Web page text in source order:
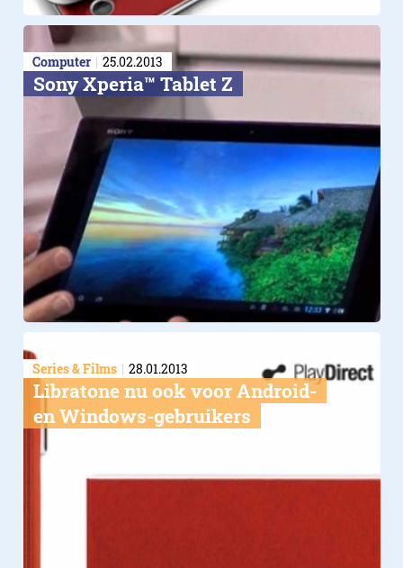
Computer 25.02.2013
Sony Xperia™ Tablet Z
Series & Films 28.01.2013
Libratone nu ook voor Android-
en Windows-gebruikers